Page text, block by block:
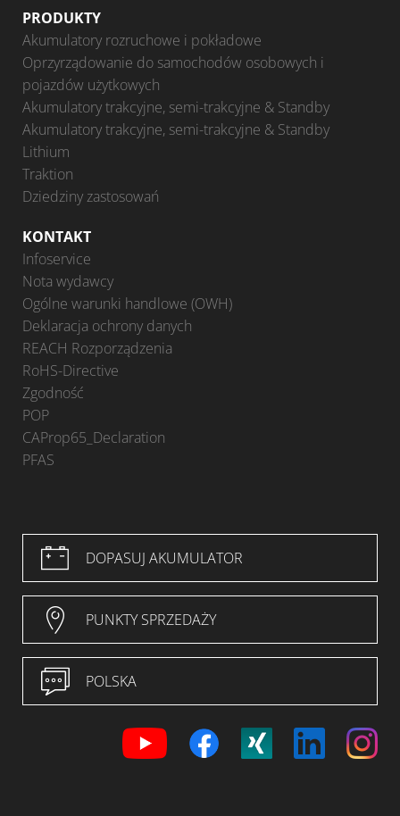
PRODUKTY
Akumulatory rozruchowe i pokładowe
Oprzyrządowanie do samochodów osobowych i
pojazdów użytkowych
Akumulatory trakcyjne, semi-trakcyjne & Standby
Akumulatory trakcyjne, semi-trakcyjne & Standby
Lithium
Traktion
Dziedziny zastosowań
KONTAKT
Infoservice
Nota wydawcy
Ogólne warunki handlowe (OWH)
Deklaracja ochrony danych
REACH Rozporządzenia
RoHS-Directive
Zgodność
POP
CAProp65_Declaration
PFAS
DOPASUJ AKUMULATOR
PUNKTY SPRZEDAŻY
POLSKA